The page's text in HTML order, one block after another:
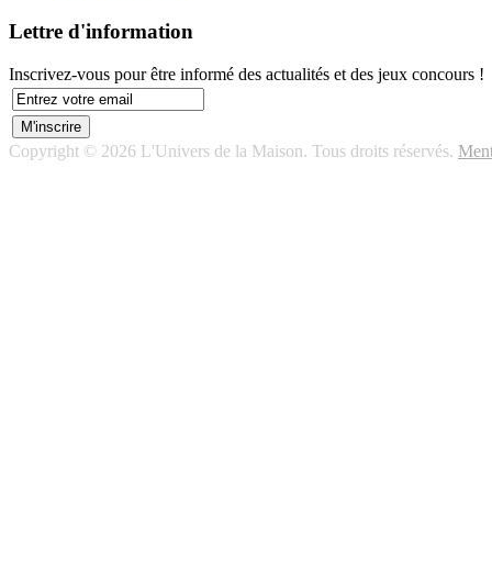
Lettre d'information
Inscrivez-vous pour être informé des actualités et des jeux concours !
Copyright © 2026 L'Univers de la Maison. Tous droits réservés.